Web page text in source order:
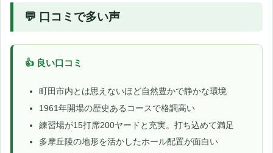
💬 口コミで多い声
👍 良い口コミ
町田市内とは思えないほど自然豊かで静かな環境
1961年開場の歴史あるコースで格調高い
練習場が15打席200ヤードと充実。打ち込めて満足
多摩丘陵の地形を活かしたホール配置が面白い